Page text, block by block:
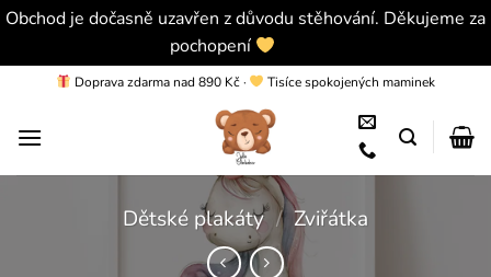
Obchod je dočasně uzavřen z důvodu stěhování. Děkujeme za
pochopení
Přeskočit
obsah
Doprava zdarma nad 890 Kč · Tisíce spokojených maminek
Dětské plakáty / Zviřátka